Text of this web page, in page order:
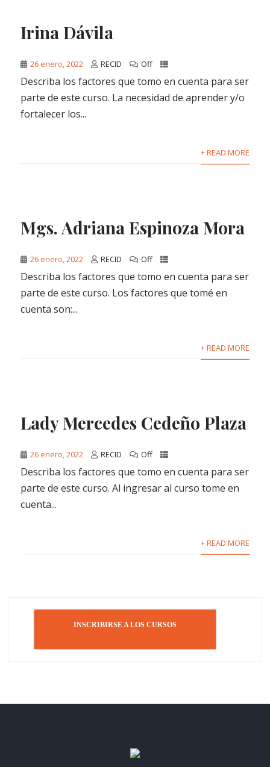
Irina Dávila
26 enero, 2022 RECID Off
Describa los factores que tomo en cuenta para ser
parte de este curso. La necesidad de aprender y/o
fortalecer los...
+ READ MORE
Mgs. Adriana Espinoza Mora
26 enero, 2022 RECID Off
Describa los factores que tomo en cuenta para ser
parte de este curso. Los factores que tomé en
cuenta son:...
+ READ MORE
Lady Mercedes Cedeño Plaza
26 enero, 2022 RECID Off
Describa los factores que tomo en cuenta para ser
parte de este curso. Al ingresar al curso tome en
cuenta...
+ READ MORE
INSCRIBIRSE A LOS CURSOS